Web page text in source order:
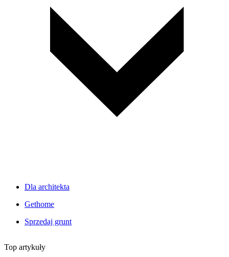
Dla architekta
Gethome
Sprzedaj grunt
Top artykuły